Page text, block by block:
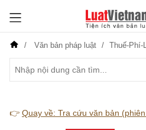
Văn bản pháp luật Thuế-Phí-
👉 Quay về: Tra cứu văn bản